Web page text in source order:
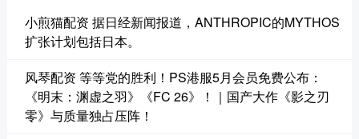
小煎猫配资 据日经新闻报道，ANTHROPIC的MYTHOS
扩张计划包括日本。
风琴配资 等等党的胜利！PS港服5月会员免费公布：
《明末：渊虚之羽》《FC 26》！｜国产大作《影之刃
零》与质量独占压阵！